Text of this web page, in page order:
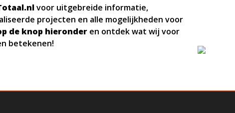
voor uitgebreide informatie,
projecten en alle mogelijkheden voor
de knop hieronder en ontdek wat wij voor
betekenen!